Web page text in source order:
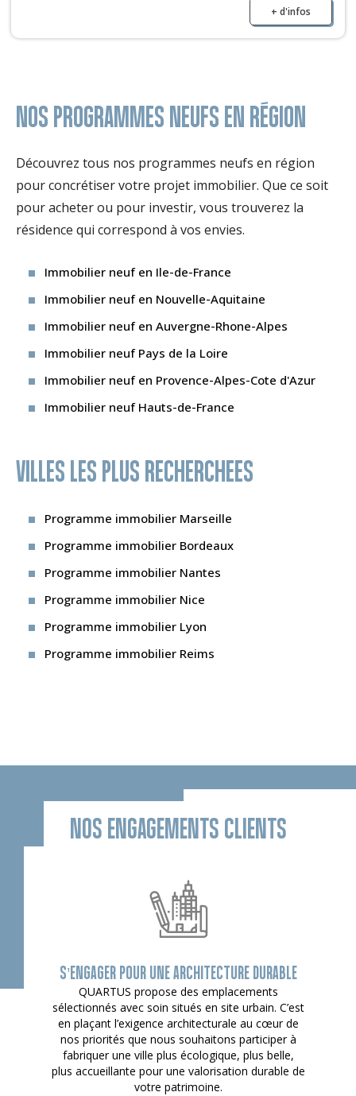
+ d'infos
NOS PROGRAMMES NEUFS EN RÉGION
Découvrez tous nos programmes neufs en région
pour concrétiser votre projet immobilier. Que ce soit
pour acheter ou pour investir, vous trouverez la
résidence qui correspond à vos envies.
Immobilier neuf en Ile-de-France
Immobilier neuf en Nouvelle-Aquitaine
Immobilier neuf en Auvergne-Rhone-Alpes
Immobilier neuf Pays de la Loire
Immobilier neuf en Provence-Alpes-Cote d'Azur
Immobilier neuf Hauts-de-France
VILLES LES PLUS RECHERCHEES
Programme immobilier Marseille
Programme immobilier Bordeaux
Programme immobilier Nantes
Programme immobilier Nice
Programme immobilier Lyon
Programme immobilier Reims
NOS ENGAGEMENTS CLIENTS
S’ENGAGER POUR UNE ARCHITECTURE DURABLE
QUARTUS propose des emplacements
sélectionnés avec soin situés en site urbain. C’est
en plaçant l’exigence architecturale au cœur de
nos priorités que nous souhaitons participer à
fabriquer une ville plus écologique, plus belle,
plus accueillante pour une valorisation durable de
votre patrimoine.